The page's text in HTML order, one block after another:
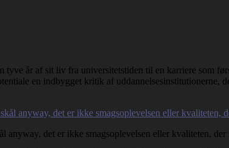
tyve år af sit liv fra universitetstiden til en karriere som
en indbygget kritik af uddannelsesinstitutionerne,
anyway, det er ikke smagsoplevelsen eller kvaliteten,